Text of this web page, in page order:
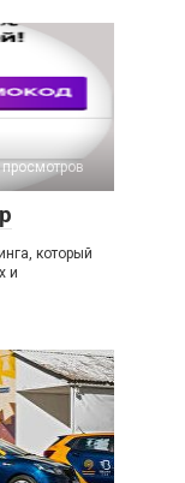
который
и